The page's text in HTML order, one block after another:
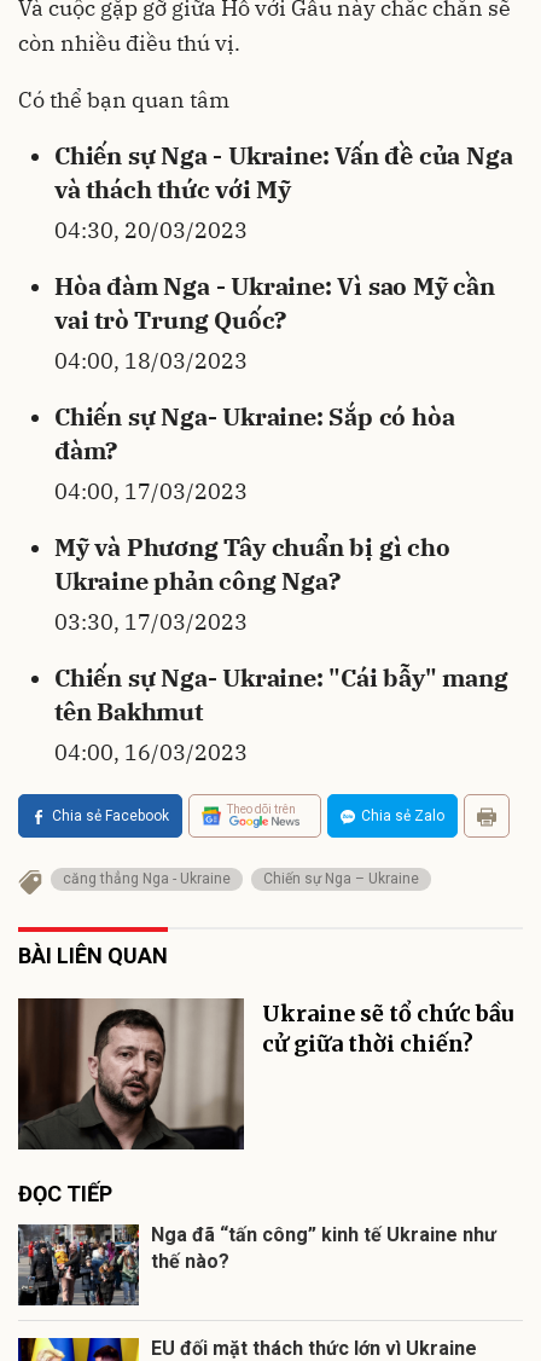
Và cuộc gặp gỡ giữa Hổ với Gấu này chắc chắn sẽ
còn nhiều điều thú vị.
Có thể bạn quan tâm
Chiến sự Nga - Ukraine: Vấn đề của Nga
và thách thức với Mỹ
04:30, 20/03/2023
Hòa đàm Nga - Ukraine: Vì sao Mỹ cần
vai trò Trung Quốc?
04:00, 18/03/2023
Chiến sự Nga- Ukraine: Sắp có hòa
đàm?
04:00, 17/03/2023
Mỹ và Phương Tây chuẩn bị gì cho
Ukraine phản công Nga?
03:30, 17/03/2023
Chiến sự Nga- Ukraine: "Cái bẫy" mang
tên Bakhmut
04:00, 16/03/2023
Chia sẻ Facebook Theo dõi trên Chia sẻ Zalo
căng thẳng Nga - Ukraine Chiến sự Nga – Ukraine
BÀI LIÊN QUAN
Ukraine sẽ tổ chức bầu
cử giữa thời chiến?
ĐỌC TIẾP
Nga đã “tấn công” kinh tế Ukraine như
thế nào?
EU đối mặt thách thức lớn vì Ukraine